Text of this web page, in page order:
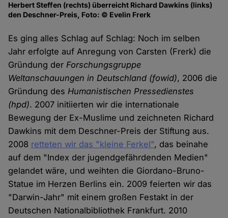
Herbert Steffen (rechts) überreicht Richard Dawkins (links)
den Deschner-Preis, Foto: © Evelin Frerk
Es ging alles Schlag auf Schlag: Noch im selben
Jahr erfolgte auf Anregung von Carsten (Frerk) die
Gründung derForschungsgruppe
Weltanschauungen in Deutschland (fowid), 2006 die
Gründung desHumanistischen Pressedienstes
(hpd). 2007 initiierten wir die internationale
Bewegung der Ex-Muslime und zeichneten Richard
Dawkins mit dem Deschner-Preis der Stiftung aus.
2008 retteten wir das "kleine Ferkel", das beinahe
auf dem "Index der jugendgefährdenden Medien"
gelandet wäre, und weihten die Giordano-Bruno-
Statue im Herzen Berlins ein. 2009 feierten wir das
"Darwin-Jahr" mit einem großen Festakt in der
Deutschen Nationalbibliothek Frankfurt. 2010